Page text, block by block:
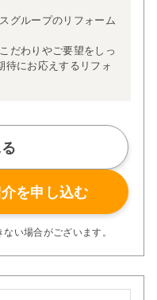
グループのリフォーム
だわりやご要望をしっ
待にお応えするリフォ
をご提供。
す。
を申し込む
い場合がございます。